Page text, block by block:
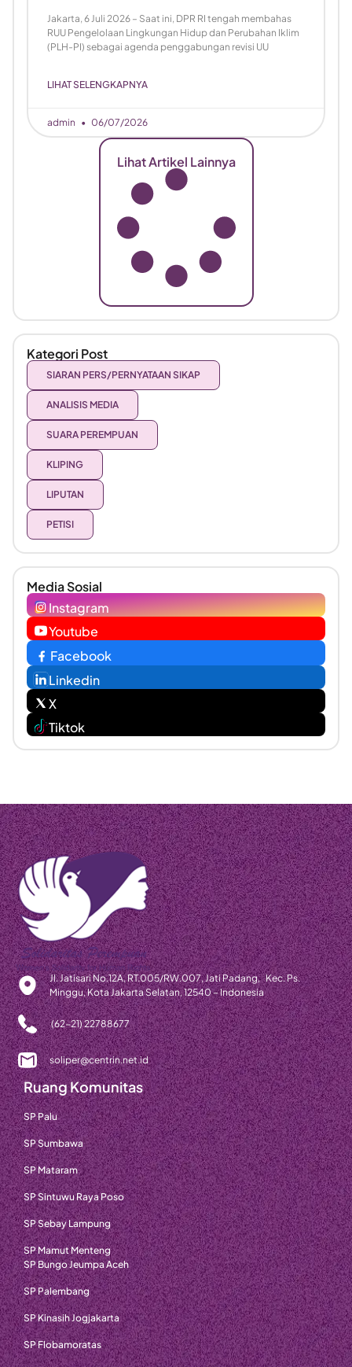
Jakarta, 6 Juli 2026 – Saat ini, DPR RI tengah membahas
RUU Pengelolaan Lingkungan Hidup dan Perubahan Iklim
(PLH-PI) sebagai agenda penggabungan revisi UU
LIHAT SELENGKAPNYA
admin 06/07/2026
Lihat Artikel Lainnya
Kategori Post
SIARAN PERS/PERNYATAAN SIKAP
ANALISIS MEDIA
SUARA PEREMPUAN
KLIPING
LIPUTAN
PETISI
Media Sosial
Instagram
Youtube
Facebook
Linkedin
X
Tiktok
Jl. Jatisari No.12A, RT.005/RW.007, Jati Padang, Kec. Ps.
Minggu, Kota Jakarta Selatan, 12540 – Indonesia
(62-21) 22788677
soliper@centrin.net.id
Ruang Komunitas
SP Palu
SP Sumbawa
SP Mataram
SP Sintuwu Raya Poso
SP Sebay Lampung
SP Mamut Menteng
SP Bungo Jeumpa Aceh
SP Palembang
SP Kinasih Jogjakarta
SP Flobamoratas